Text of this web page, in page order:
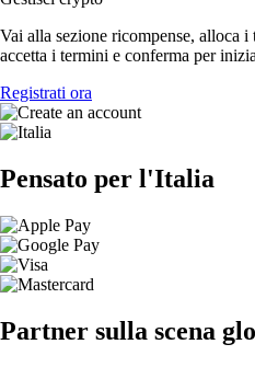
Vai alla sezione ricompense, alloca
accetta i termini e conferma per
Registrati ora
Pensato per l'Italia
Partner sulla scena